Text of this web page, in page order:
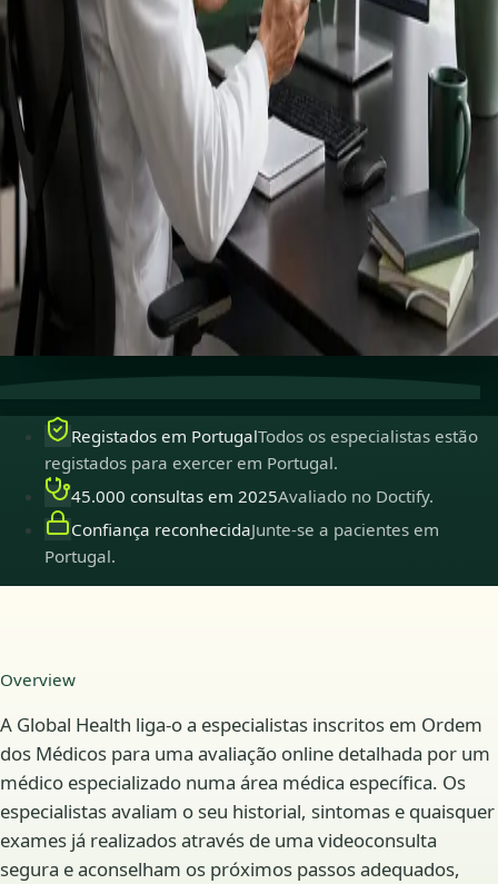
Connect with specialists across cardiology, dermatology,
nutrition and more.
Book specialist consultation Ver perfis
Cuidados especializadosConecte-se com especialistas
experientes online.
Registados em Portugal
Médicos registados para
exercer em Portugal.
Consultas segurasPrivadas, confidenciais e fáceis de
Registados em PortugalTodos os especialistas estão
registados para exercer em Portugal.
45.000 consultas em 2025Avaliado no Doctify.
Confiança reconhecidaJunte-se a pacientes em
Portugal.
Overview
A Global Health liga-o a especialistas inscritos em Ordem
dos Médicos para uma avaliação online detalhada por um
médico especializado numa área médica específica. Os
especialistas avaliam o seu historial, sintomas e quaisquer
exames já realizados através de uma videoconsulta
segura e aconselham os próximos passos adequados,